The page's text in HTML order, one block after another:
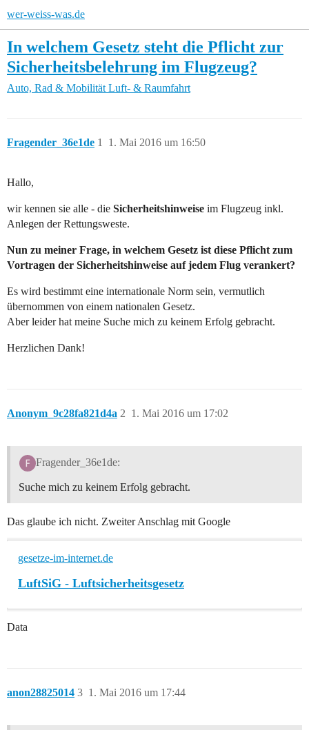
wer-weiss-was.de
In welchem Gesetz steht die Pflicht zur
Sicherheitsbelehrung im Flugzeug?
Auto, Rad & Mobilität Luft- & Raumfahrt
Fragender_36e1de 1. Mai 2016 um 16:50
1
Hallo,
wir kennen sie alle - die Sicherheitshinweise im Flugzeug inkl.
Anlegen der Rettungsweste.
Nun zu meiner Frage, in welchem Gesetz ist diese Pflicht zum
Vortragen der Sicherheitshinweise auf jedem Flug verankert?
Es wird bestimmt eine internationale Norm sein, vermutlich
übernommen von einem nationalen Gesetz.
Aber leider hat meine Suche mich zu keinem Erfolg gebracht.
Herzlichen Dank!
Anonym_9c28fa821d4a 1. Mai 2016 um 17:02
2
Fragender_36e1de:
Suche mich zu keinem Erfolg gebracht.
Das glaube ich nicht. Zweiter Anschlag mit Google
gesetze-im-internet.de
LuftSiG - Luftsicherheitsgesetz
Data
anon28825014 1. Mai 2016 um 17:44
3